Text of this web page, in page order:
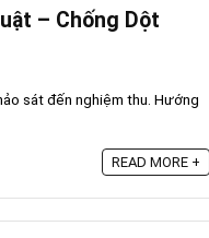
– Chống Dột
sát đến nghiệm thu. Hướng
READ MORE +